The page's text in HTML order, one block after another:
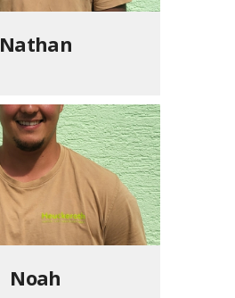
Nathan
Noah